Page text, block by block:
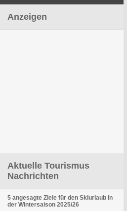
Anzeigen
Aktuelle Tourismus
Nachrichten
5 angesagte Ziele für den Skiurlaub in
der Wintersaison 2025/26